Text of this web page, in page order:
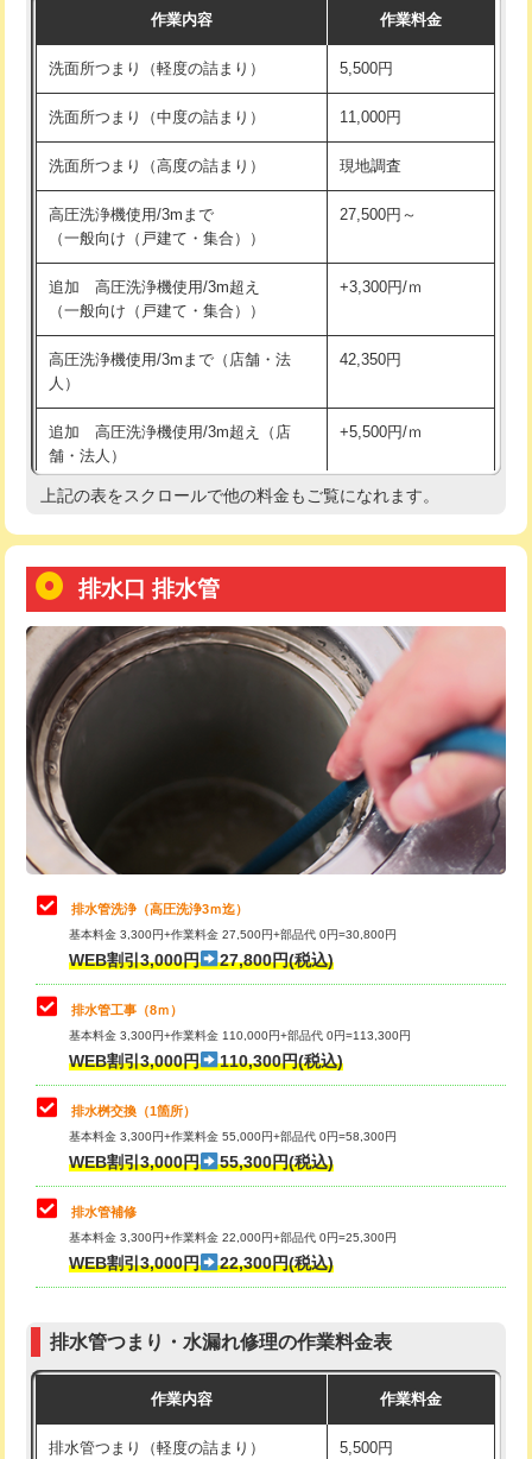
モルタル補修（厚さ10㎝まで） 27,500円
モルタル補修（厚さ10㎝超え） 38,500円
洗面台設置 38,500円
バスタブ設置 現場見積
追加人工 16,500円
廃棄・処分
※給水管工事は20mmまでの価格です。
持込商品取付（単水栓） 13,200円
持込商品取付（混合水栓） 16,500円
持込商品取付（浄水器・分岐水栓） 16,500円
給水管工事※（ホール加工) 16,500円
給水管工事※（バンド止め)
給水管工事※（支持金具設置) 5,500円
給水管工事※（保温材使用（バンド止
め込み）)
5,500円
給水管工事※（土の掘削・埋め戻し作
業)
11,000円
用/3ｍまで)
用（追加）/3ｍ超え)
給水管工事※（ライニング鋼管・銅
管・ポリ管・HT管使用/3ｍまで)
44,000円
給水管工事※（ライニング鋼管・銅
管・ポリ管・HT管使用/3ｍ超え)
+8,800円
排水管工事（土の掘削・埋め戻し作
業）
11,000円~
排水管工事（排水管工事/3ｍまで） 55,000円
排水管工事（追加 排水管工事/3ｍ超
え）
マス交換（土の掘削・埋め戻し作業）
マス交換（深さ50㎝未満）
マス交換（深さ50㎝以上） 66,000円
コンクリート斫り（厚さ10㎝まで）
コンクリート斫り（厚さ10㎝超え）
モルタル補修（厚さ10㎝まで）
モルタル補修（厚さ10㎝超え）
追加人工 16,500円
現場見積
作業内容 作業料金
洗面所つまり（軽度の詰まり） 5,500円
洗面所つまり（中度の詰まり） 11,000円
洗面所つまり（高度の詰まり） 現地調査
高圧洗浄機使用/3mまで
（一般向け（戸建て・集合））
27,500円～
追加 高圧洗浄機使用/3m超え
（一般向け（戸建て・集合））
+3,300円/ｍ
高圧洗浄機使用/3mまで（店舗・法
人）
42,350円
追加 高圧洗浄機使用/3m超え（店
舗・法人）
+5,500円/ｍ
高度高圧洗浄換 現地調査
トーラー機使用/3mまで
追加トーラー機使用/3m超え +3,300円
カメラ調査 33,000円
桝清掃 8,800円
止水・漏水調査・防水処理・清掃・修
理・調整・分解・加工など（軽作業）
11,000円
止水・漏水調査・防水処理・清掃・修
理・調整・分解・加工など（中作業）
22,000円
止水・漏水調査・防水処理・清掃・修
理・調整・分解・加工など（重作業）
33,000円
その他部品の脱着
交換・取付（タンク） 22,000円+材料費
交換・取付(単水栓（壁付・デッキ
式）)
交換・取付(混合水栓（壁付・デッキ
式・ワンホール）)
16,500円+材料費
交換・取付(排水栓・排水トラップ
交換・取付（その他部品） 11,000円+材料費
持込商品取付（単水栓） 13,200円
持込商品取付（混合水栓） 16,500円
上記の表をスクロールで他の料金もご覧になれます。
排水口 排水管
排水管洗浄（高圧洗浄3ｍ迄）
基本料金 3,300円+作業料金 27,500円+部品代 0円=30,800円
WEB割引3,000円 27,800円(税込)
排水管工事（8ｍ）
基本料金 3,300円+作業料金 110,000円+部品代 0円=113,300円
WEB割引3,000円 110,300円(税込)
排水桝交換（1箇所）
基本料金 3,300円+作業料金 55,000円+部品代 0円=58,300円
WEB割引3,000円 55,300円(税込)
排水管補修
基本料金 3,300円+作業料金 22,000円+部品代 0円=25,300円
WEB割引3,000円 22,300円(税込)
排水管つまり・水漏れ修理の作業料金表
作業内容 作業料金
排水管つまり（軽度の詰まり） 5,500円